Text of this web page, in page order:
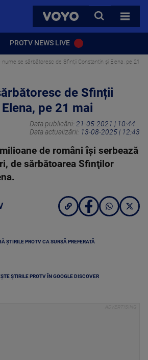
VOYO
CAUTA
TOATE
PROTV NEWS LIVE
nume se sărbătoresc de Sfinții Constantin și Elena, pe 21
de Sfinții
pe 21 mai
Data publicării: 21-05-2021 | 10:44
Data actualizării: 13-08-2025 | 12:43
de români îşi serbează
de sărbătoarea Sfinţilor
ȘTIRILE PROTV CA SURSĂ PREFERATĂ
ȘTIRILE PROTV ÎN GOOGLE DISCOVER